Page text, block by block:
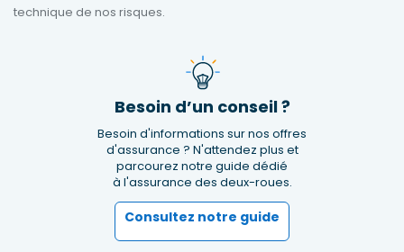
technique de nos risques.
Besoin d’un conseil ?
Besoin d'informations sur nos offres
d'assurance ? N'attendez plus et
parcourez notre guide dédié
à l'assurance des deux-roues.
Consultez notre guide